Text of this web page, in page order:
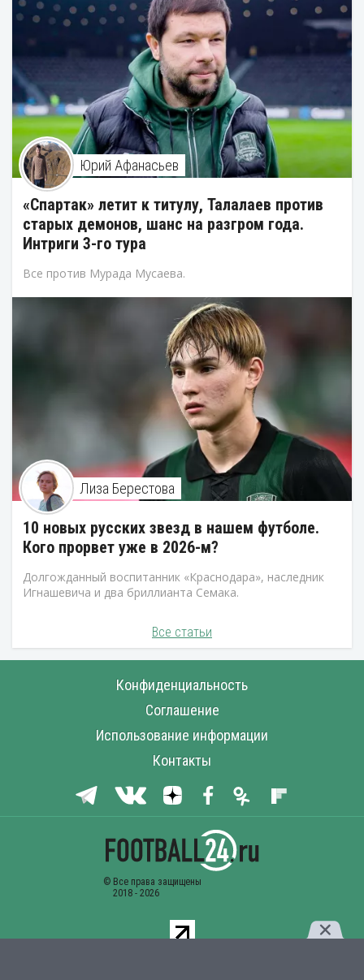
Юрий Афанасьев
«Спартак» летит к титулу, Талалаев против
старых демонов, шанс на разгром года.
Интриги 3-го тура
Все против Мурада Мусаева.
Лиза Берестова
10 новых русских звезд в нашем футболе.
Кого прорвет уже в 2026-м?
Долгожданный воспитанник «Краснодара», наследник
Игнашевича и два бриллианта Семака.
Все статьи
Конфиденциальность
Соглашение
Использование информации
Контакты